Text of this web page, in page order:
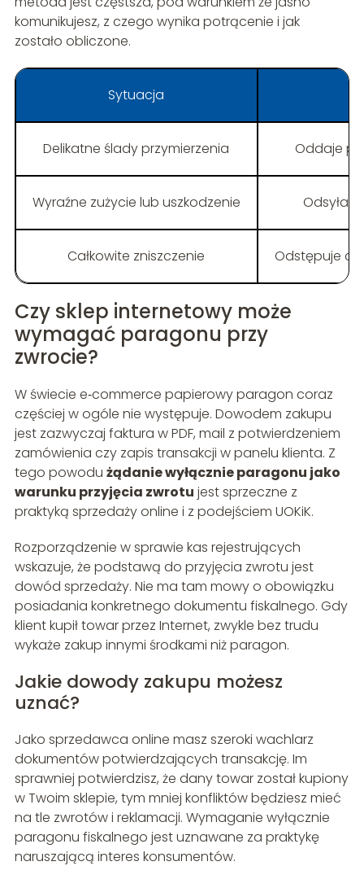
komunikujesz, z czego wynika potrącenie i jak
zostało obliczone.
Sytuacja
Delikatne ślady przymierzenia Oddaje
Wyraźne zużycie lub uszkodzenie Odsyła
Całkowite zniszczenie Odstępuje
Czy sklep internetowy może
wymagać paragonu przy
zwrocie?
W świecie e‑commerce papierowy paragon coraz
częściej w ogóle nie występuje. Dowodem zakupu
jest zazwyczaj faktura w PDF, mail z potwierdzeniem
zamówienia czy zapis transakcji w panelu klienta. Z
tego powodu żądanie wyłącznie paragonu jako
warunku przyjęcia zwrotu jest sprzeczne z
praktyką sprzedaży online i z podejściem UOKiK.
Rozporządzenie w sprawie kas rejestrujących
wskazuje, że podstawą do przyjęcia zwrotu jest
dowód sprzedaży. Nie ma tam mowy o obowiązku
posiadania konkretnego dokumentu fiskalnego. Gdy
klient kupił towar przez Internet, zwykle bez trudu
wykaże zakup innymi środkami niż paragon.
Jakie dowody zakupu możesz
uznać?
Jako sprzedawca online masz szeroki wachlarz
dokumentów potwierdzających transakcję. Im
sprawniej potwierdzisz, że dany towar został kupiony
w Twoim sklepie, tym mniej konfliktów będziesz mieć
na tle zwrotów i reklamacji. Wymaganie wyłącznie
paragonu fiskalnego jest uznawane za praktykę
naruszającą interes konsumentów.